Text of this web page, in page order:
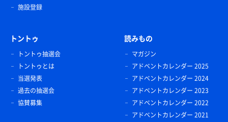
施設登録
トントゥ
トントゥ抽選会
トントゥとは
当選発表
過去の抽選会
協賛募集
読みもの
マガジン
アドベントカレンダー 2025
アドベントカレンダー 2024
アドベントカレンダー 2023
アドベントカレンダー 2022
アドベントカレンダー 2021